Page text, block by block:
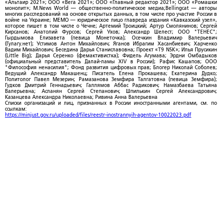
«Альтаир 2021»; ООО «Вега 2021»; ООО «Главный редактор 2021»; ООО «Ромашки
монолит»; M.News World — общественно-политическое медиа;Bellingcat — авторы
многих расследований на основе открытых данных, в том числе про участие России в
войне на Украине; МЕМО — юридическое лицо главреда издания «Кавказский узел»,
которое пишет в том числе о Чечне; Артемий Троицкий; Артур Смолянинов; Сергей
Кирсанов; Анатолий Фурсов; Сергей Ухов; Александр Шелест; ООО "ТЕНЕС";
Гырдымова Елизавета (певица Монеточка); Осечкин Владимир Валерьевич
(Гулагу.нет); Устимов Антон Михайлович; Яганов Ибрагим Хасанбиевич; Харченко
Вадим Михайлович; Беседина Дарья Станиславовна; Проект «T9 NSK»; Илья Прусикин
(Little Big); Дарья Серенко (фемактивистка); Фидель Агумава; Эрдни Омбадыков
(официальный представитель Далай-ламы XIV в России); Рафис Кашапов; ООО
"Философия ненасилия"; Фонд развития цифровых прав; Блогер Николай Соболев;
Ведущий Александр Макашенц; Писатель Елена Прокашева; Екатерина Дудко;
Политолог Павел Мезерин; Рамазанова Земфира Талгатовна (певица Земфира);
Гудков Дмитрий Геннадьевич; Галлямов Аббас Радикович; Намазбаева Татьяна
Валерьевна; Асланян Сергей Степанович; Шпилькин Сергей Александрович;
Казанцева Александра Николаевна; Ривина Анна Валерьевна
Списки организаций и лиц, признанных в России иностранными агентами, см. по
ссылкам:
https://minjust.gov.ru/uploaded/files/reestr-inostrannyih-agentov-10022023.pdf